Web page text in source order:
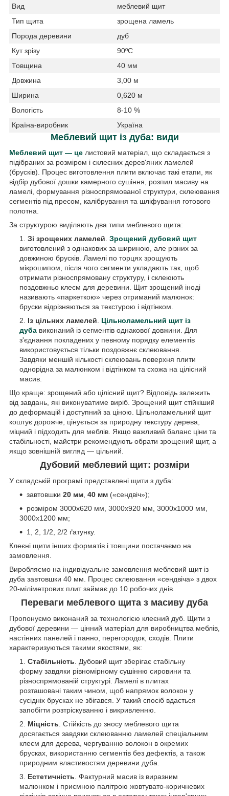
Вид
меблевий щит
Тип щита
зрощена ламель
Порода деревини
дуб
Кут зрізу
90ºС
Товщина
40 мм
Довжина
3,00 м
Ширина
0,620 м
Вологість
8-10 %
Країна-виробник
Україна
Меблевий щит із дуба: види
Меблевий щит — це листовий матеріал, що складається з
підібраних за розміром і склеєних дерев'яних ламелей
(брусків). Процес виготовлення плити включає такі етапи, як
відбір дубової дошки камерного сушіння, розпил масиву на
ламелі, формування різноспрямованої структури, склеювання
сегментів під пресом, калібрування та шліфування готового
полотна.
За структурою виділяють два типи меблевого щита:
Зі зрощених ламелей. Зрощений дубовий щит
виготовлений з однакових за шириною, але різних за
довжиною брусків. Ламелі по торцях зрощують
мікрошипом, після чого сегменти укладають так, щоб
отримати різноспрямовану структуру, і склеюють
поздовжньо клеєм для деревини. Щит зрощений іноді
називають «паркеткою» через отриманий малюнок:
бруски відрізняються за текстурою і відтінком.
Із цільних ламелей. Цільноламельний щит із
дуба виконаний із сегментів однакової довжини. Для
з'єднання покладених у певному порядку елементів
використовується тільки поздовжнє склеювання.
Завдяки меншій кількості склеювань поверхня плити
однорідна за малюнком і відтінком та схожа на цілісний
масив.
Що краще: зрощений або цілісний щит? Відповідь залежить
від завдань, які виконуватиме виріб. Зрощений щит стійкіший
до деформацій і доступний за ціною. Цільноламельний щит
коштує дорожче, цінується за природну текстуру дерева,
міцний і підходить для меблів. Якщо важливий баланс ціни та
стабільності, майстри рекомендують обрати зрощений щит, а
якщо зовнішній вигляд — цільний.
Дубовий меблевий щит: розміри
У складській програмі представлені щити з дуба:
завтовшки 20 мм 40 мм («сендвіч»);
розміром 3000х620 мм, 3000х920 мм, 3000х1000 мм,
3000х1200 мм;
1, 2, 1/2, 2/2 ґатунку.
Клеєні щити інших форматів і товщини постачаємо на
замовлення.
Виробляємо на індивідуальне замовлення меблевий щит із
дуба завтовшки 40 мм. Процес склеювання «сендвіча» з двох
20-міліметрових плит займає до 10 робочих днів.
Переваги меблевого щита з масиву дуба
Пропонуємо виконаний за технологією клеєний дуб. Щити з
дубової деревини — цінний матеріал для виробництва меблів,
настінних панелей і панно, перегородок, сходів. Плити
характеризуються такими якостями, як:
Стабільність . Дубовий щит зберігає стабільну
форму завдяки рівномірному сушінню сировини та
різноспрямованій структурі. Ламелі в плитах
розташовані таким чином, щоб напрямок волокон у
сусідніх брусках не збігався. У такий спосіб вдається
запобігти розтріскуванню і викривленню.
Міцність . Стійкість до зносу меблевого щита
досягається завдяки склеюванню ламелей спеціальним
клеєм для дерева, чергуванню волокон в окремих
брусках, використанню сегментів без дефектів, а також
природним властивостям деревини дуба.
Естетичність . Фактурний масив із виразним
малюнком і приємною палітрою жовтувато-коричневих